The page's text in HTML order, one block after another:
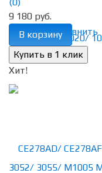
избранное сравнить
9 180 руб.
В корзину
Хит!